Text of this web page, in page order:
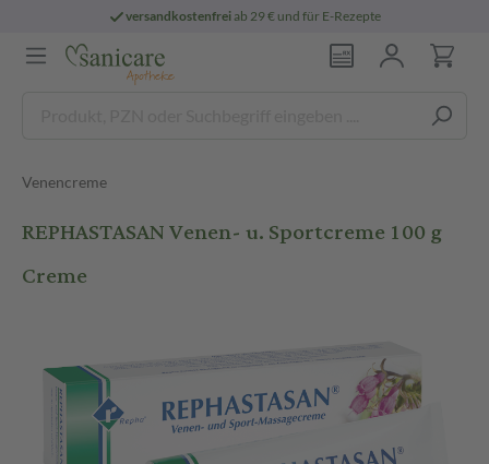
versandkostenfreiab 29 € und für E-Rezepte
Venencreme
REPHASTASAN Venen- u. Sportcreme 100 g
Creme